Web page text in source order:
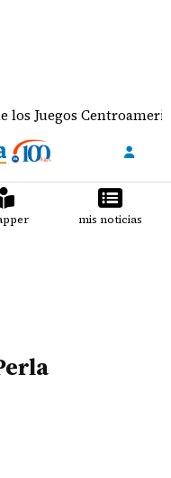
Juegos
mis noticias